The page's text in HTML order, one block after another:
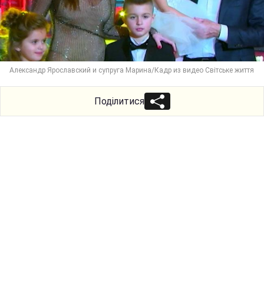
Александр Ярославский и супруга Марина/Кадр из видео Світське життя
Поділитися